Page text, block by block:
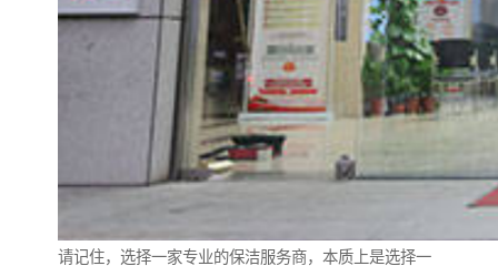
请记住，选择一家专业的保洁服务商，本质上是选择一